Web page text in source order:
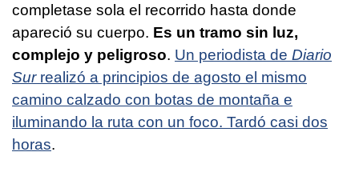
completase sola el recorrido hasta donde
apareció su cuerpo. Es un tramo sin luz,
complejo y peligroso. Un periodista de Diario
Surrealizó a principios de agosto el mismo
camino calzado con botas de montaña e
iluminando la ruta con un foco. Tardó casi dos
horas.